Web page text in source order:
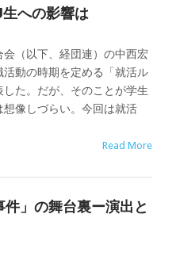
への影響は
（以下、経団連）の中西宏
動の時期を定める「就活ル
た。だが、そのことが学生
像しづらい。今回は就活
Read More
」の舞台裏ー演出と